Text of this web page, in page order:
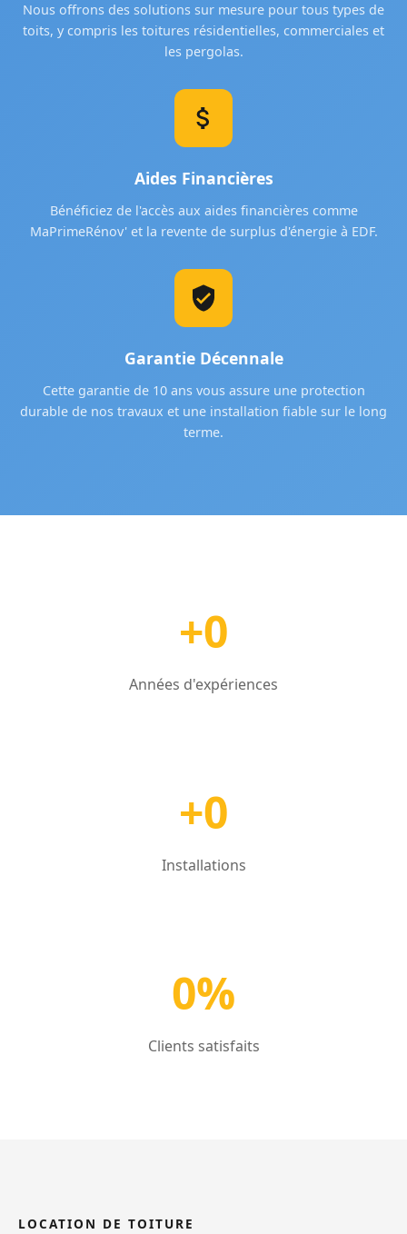
Nous offrons des solutions sur mesure pour tous types de
toits, y compris les toitures résidentielles, commerciales et
les pergolas.
Aides Financières
Bénéficiez de l'accès aux aides financières comme
MaPrimeRénov' et la revente de surplus d'énergie à EDF.
Garantie Décennale
Cette garantie de 10 ans vous assure une protection
durable de nos travaux et une installation fiable sur le long
terme.
+0
Années d'expériences
+0
Installations
0%
Clients satisfaits
LOCATION DE TOITURE